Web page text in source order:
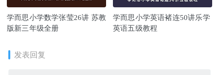
学而思小学数学张莹26讲 苏教
版新三年级全册
学而思小学英语褚连50讲乐学
英语五级教程
发表回复